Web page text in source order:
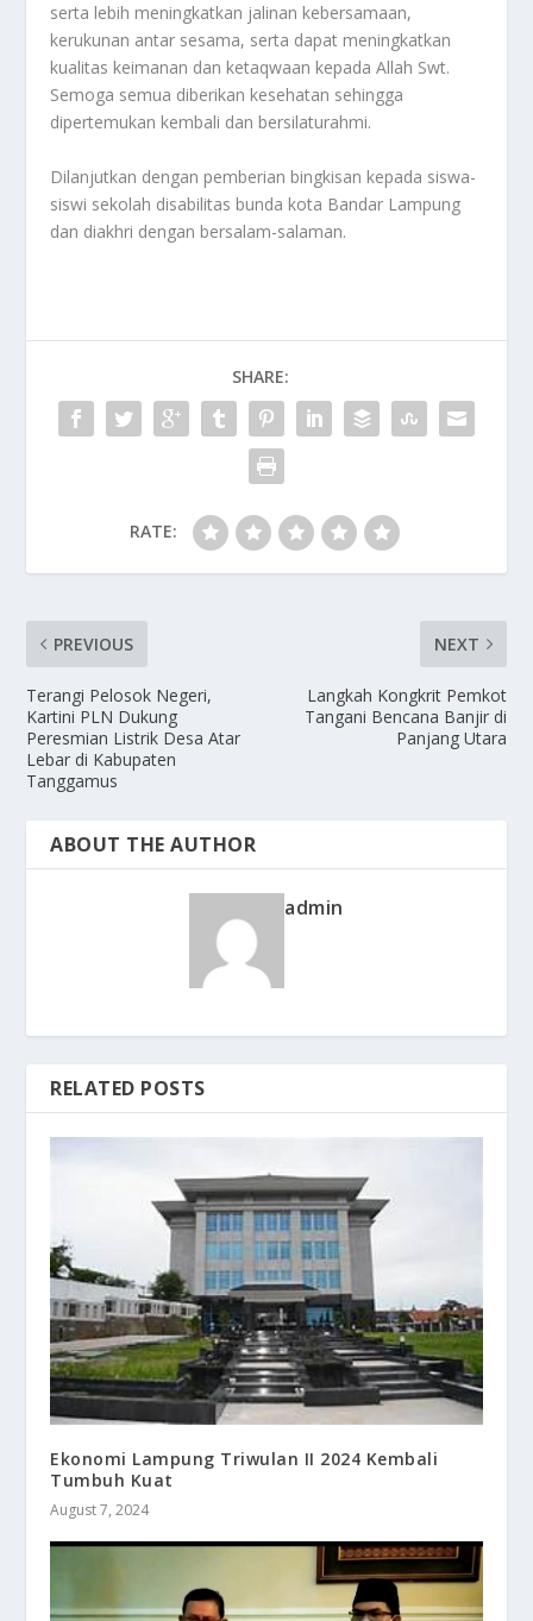
serta lebih meningkatkan jalinan kebersamaan,
kerukunan antar sesama, serta dapat meningkatkan
kualitas keimanan dan ketaqwaan kepada Allah Swt.
Semoga semua diberikan kesehatan sehingga
dipertemukan kembali dan bersilaturahmi.
Dilanjutkan dengan pemberian bingkisan kepada siswa-
siswi sekolah disabilitas bunda kota Bandar Lampung
dan diakhri dengan bersalam-salaman.
SHARE:
RATE:
PREVIOUS
Terangi Pelosok Negeri,
Kartini PLN Dukung
Peresmian Listrik Desa Atar
Lebar di Kabupaten
Tanggamus
NEXT
Langkah Kongkrit Pemkot
Tangani Bencana Banjir di
Panjang Utara
ABOUT THE AUTHOR
admin
RELATED POSTS
Ekonomi Lampung Triwulan II 2024 Kembali
Tumbuh Kuat
August 7, 2024